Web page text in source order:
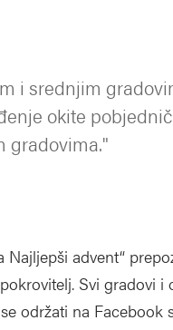
i srednjim
okite
gradovima."
advent“
Svi gradovi i
održati na